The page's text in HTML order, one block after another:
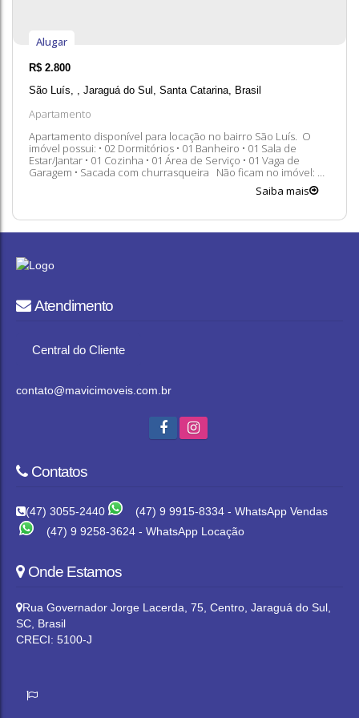
Apartamento
R$ 2.800
São Luís
Jaraguá do Sul Santa Catarina Brasil
Apartamento disponível para locação no bairro São Luís. O
imóvel possui: • 02 Dormitórios • 01 Banheiro • 01 Sala de
Estar/Jantar • 01 Cozinha • 01 Área de Serviço • 01 Vaga de
Garagem • Sacada com churrasqueira Não ficam no imóvel: Ar
condicionado da sala de estar, geladeira, micro-ondas e
máquina de lavar. Taxas Adicionais: • IPTU • Seguro •...
Alugar
Saiba mais
Atendimento
Central do Cliente
contato@mavicimoveis.com.br
Contatos
(47) 3055-2440
(47) 9 9915-8334 - WhatsApp Vendas
(47) 9 9258-3624 - WhatsApp Locação
Onde Estamos
Rua Governador Jorge Lacerda, 75, Centro, Jaraguá do Sul,
SC, Brasil
CRECI: 5100-J